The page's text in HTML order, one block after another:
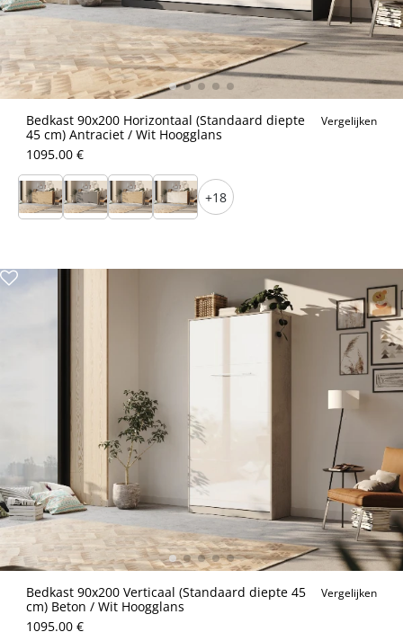
Bedkast 90x200 Horizontaal (Standaard diepte
45 cm) Antraciet / Wit Hoogglans
Vergelijken
1095.00 €
+18
Bedkast 90x200 Verticaal (Standaard diepte 45
cm) Beton / Wit Hoogglans
Vergelijken
1095.00 €